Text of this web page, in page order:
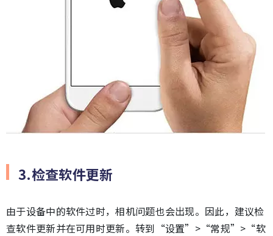
3.检查软件更新
由于设备中的软件过时，相机问题也会出现。因此，建议检
查软件更新并在可用时更新。转到“设置”>“常规”>“软